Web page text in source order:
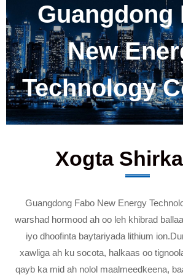
Guangdong
New
Technology
Xogta
Guangdong Fabo New Energy
warshad hormood ah oo leh khibrad
iyo dhoofinta baytariyada lithium
xawliga ah ku socota, halkaas oo
qayb ka mid ah nolol maalmeedkeena,